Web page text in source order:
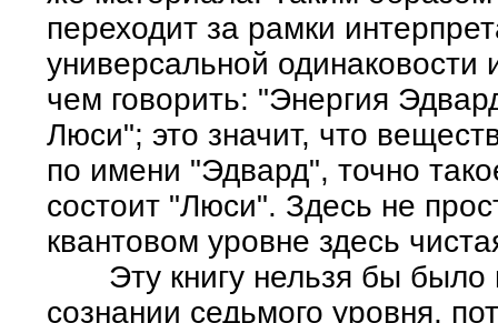
переходит за рамки
универсальной
чем говорить: "Энергия
Люси"; это значит, что
по имени "Эдвард", точно
состоит "Люси". Здесь не
квантовом уровне здесь
Эту книгу нельзя бы было
сознании седьмого уровня,